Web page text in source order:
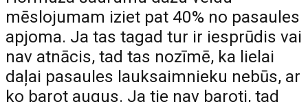
mēslojumam iziet pat 40% no pasaules
apjoma. Ja tas tagad tur ir iesprūdis vai
nav atnācis, tad tas nozīmē, ka lielai
daļai pasaules lauksaimnieku nebūs, ar
ko barot augus. Ja tie nav baroti, tad